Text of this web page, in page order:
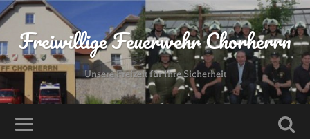
Freiwillige Feuerwehr Chorherrn
Unsere Freizeit für Ihre Sicherheit